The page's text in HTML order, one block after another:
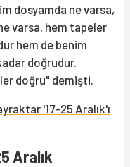
dosyamda ne varsa,
varsa, hem tapeler
hem de benim
doğrudur.
doğru" demişti.
'17-25 Aralık'ı
Aralık